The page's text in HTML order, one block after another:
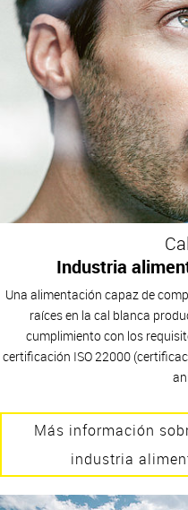
Industria
Una alimentación capaz de
raíces en la cal blanca
cumplimiento con los
certificación ISO 22000
Más información
industria